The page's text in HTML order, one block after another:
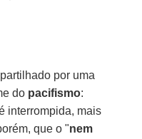
por uma
do pacifismo:
interrompida, mais
que o "nem